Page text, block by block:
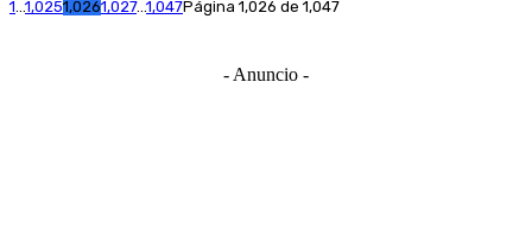
1...1,0251,0261,027...1,047Página 1,026 de 1,047
- Anuncio -